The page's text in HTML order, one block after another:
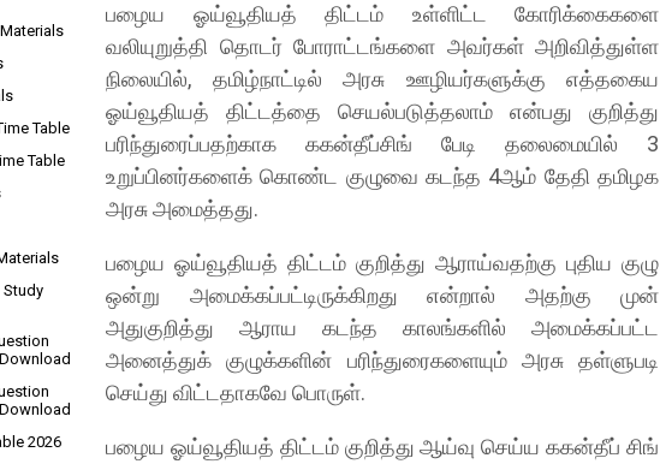
பழைய ஓய்வூதியத் திட்டம் உள்ளிட்ட கோரிக்கைகளை
வலியுறுத்தி தொடர் போராட்டங்களை அவர்கள் அறிவித்துள்ள
நிலையில், தமிழ்நாட்டில் அரசு ஊழியர்களுக்கு எத்தகைய
ஓய்வூதியத் திட்டத்தை செயல்படுத்தலாம் என்பது குறித்து
பரிந்துரைப்பதற்காக ககன்தீப்சிங் பேடி தலைமையில் 3
உறுப்பினர்களைக் கொண்ட குழுவை கடந்த 4ஆம் தேதி தமிழக
அரசு அமைத்தது.
பழைய ஓய்வூதியத் திட்டம் குறித்து ஆராய்வதற்கு புதிய குழு
ஒன்று அமைக்கப்பட்டிருக்கிறது என்றால் அதற்கு முன்
அதுகுறித்து ஆராய கடந்த காலங்களில் அமைக்கப்பட்ட
அனைத்துக் குழுக்களின் பரிந்துரைகளையும் அரசு தள்ளுபடி
செய்து விட்டதாகவே பொருள்.
பழைய ஓய்வூதியத் திட்டம் குறித்து ஆய்வு செய்ய ககன்தீப் சிங்
Table
Table
Study
2026